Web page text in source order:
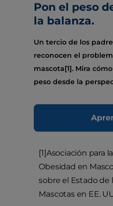
Pon el peso
la balanza.
Un tercio de los
reconocen el
mascota[1]. Mira
peso desde la
[1]Asociación para
Obesidad en
sobre el Estado de
Mascotas en EE.